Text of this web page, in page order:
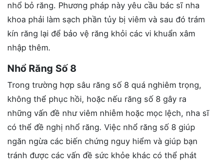
nhổ bỏ răng. Phương pháp này yêu cầu bác sĩ nha
khoa phải làm sạch phần tủy bị viêm và sau đó trám
kín răng lại để bảo vệ răng khỏi các vi khuẩn xâm
nhập thêm.
Nhổ Răng Số 8
Trong trường hợp sâu răng số 8 quá nghiêm trọng,
không thể phục hồi, hoặc nếu răng số 8 gây ra
những vấn đề như viêm nhiễm hoặc mọc lệch, nha sĩ
có thể đề nghị nhổ răng. Việc nhổ răng số 8 giúp
ngăn ngừa các biến chứng nguy hiểm và giúp bạn
tránh được các vấn đề sức khỏe khác có thể phát